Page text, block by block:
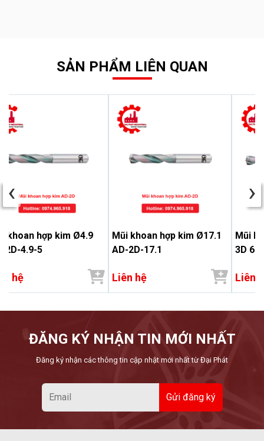
SẢN PHẨM LIÊN QUAN
khoan hợp kim Ø4.9
2D-4.9-5
hệ
Mũi khoan hợp kim Ø17.1
AD-2D-17.1
Liên hệ
Mũi
3D
Liên
‹ ›
ĐĂNG KÝ NHẬN TIN MỚI NHẤT
Đăng ký nhận các thông tin cập nhật mới nhất từ Đại Phát